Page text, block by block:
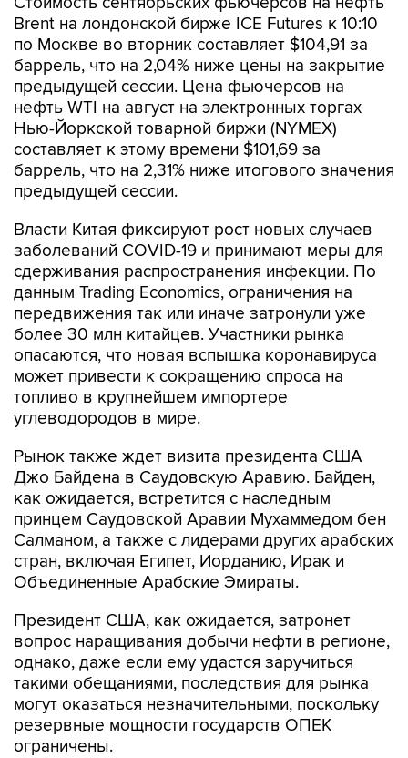
Brent на лондонской бирже ICE Futures к 10:10
по Москве во вторник составляет $104,91 за
баррель, что на 2,04% ниже цены на закрытие
предыдущей сессии. Цена фьючерсов на
нефть WTI на август на электронных торгах
Нью-Йоркской товарной биржи (NYMEX)
составляет к этому времени $101,69 за
баррель, что на 2,31% ниже итогового значения
предыдущей сессии.
Власти Китая фиксируют рост новых случаев
заболеваний COVID-19 и принимают меры для
сдерживания распространения инфекции. По
данным Trading Economics, ограничения на
передвижения так или иначе затронули уже
более 30 млн китайцев. Участники рынка
опасаются, что новая вспышка коронавируса
может привести к сокращению спроса на
топливо в крупнейшем импортере
углеводородов в мире.
Рынок также ждет визита президента США
Джо Байдена в Саудовскую Аравию. Байден,
как ожидается, встретится с наследным
принцем Саудовской Аравии Мухаммедом бен
Салманом, а также с лидерами других арабских
стран, включая Египет, Иорданию, Ирак и
Объединенные Арабские Эмираты.
Президент США, как ожидается, затронет
вопрос наращивания добычи нефти в регионе,
однако, даже если ему удастся заручиться
такими обещаниями, последствия для рынка
могут оказаться незначительными, поскольку
резервные мощности государств ОПЕК
ограничены.